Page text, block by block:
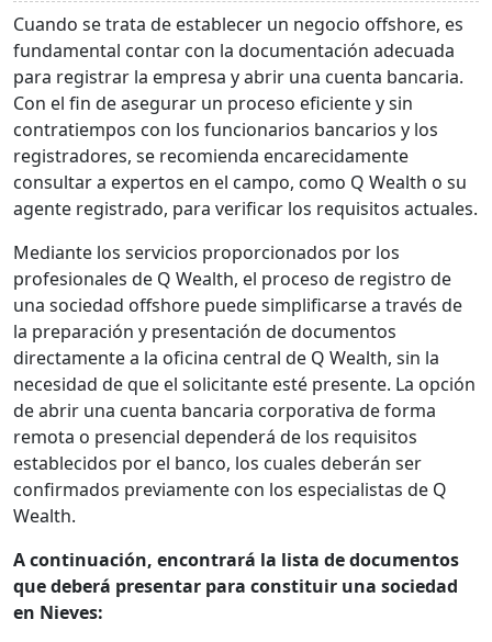
Cuando se trata de establecer un negocio offshore, es
fundamental contar con la documentación adecuada
para registrar la empresa y abrir una cuenta bancaria.
Con el fin de asegurar un proceso eficiente y sin
contratiempos con los funcionarios bancarios y los
registradores, se recomienda encarecidamente
consultar a expertos en el campo, como Q Wealth o su
agente registrado, para verificar los requisitos actuales.
Mediante los servicios proporcionados por los
profesionales de Q Wealth, el proceso de registro de
una sociedad offshore puede simplificarse a través de
la preparación y presentación de documentos
directamente a la oficina central de Q Wealth, sin la
necesidad de que el solicitante esté presente. La opción
de abrir una cuenta bancaria corporativa de forma
remota o presencial dependerá de los requisitos
establecidos por el banco, los cuales deberán ser
confirmados previamente con los especialistas de Q
Wealth.
A continuación, encontrará la lista de documentos
que deberá presentar para constituir una sociedad
en Nieves: